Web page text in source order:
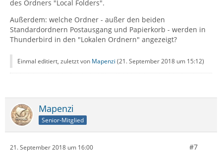
des Ordners "Local Folders".
Außerdem: welche Ordner - außer den beiden
Standardordnern Postausgang und Papierkorb - werden in
Thunderbird in den "Lokalen Ordnern" angezeigt?
Einmal editiert, zuletzt von Mapenzi (21. September 2018 um 15:12)
Mapenzi
Senior-Mitglied
21. September 2018 um 16:00 #7